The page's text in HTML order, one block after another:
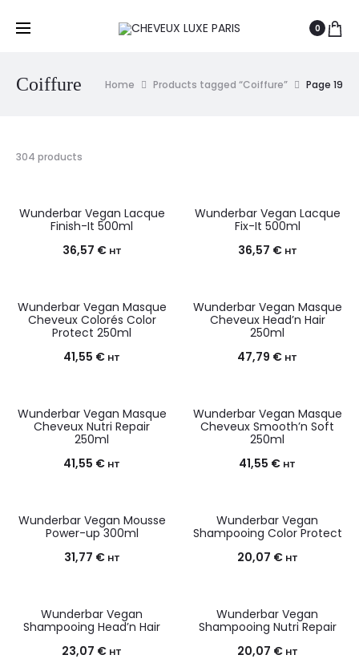
0
Coiffure Home Products tagged “Coiffure” Page 19
304 products
Wunderbar Vegan Lacque
Finish-It 500ml
36,57 € HT
Wunderbar Vegan Lacque
Fix-It 500ml
36,57 € HT
Wunderbar Vegan Masque
Cheveux Colorés Color
Protect 250ml
41,55 € HT
Wunderbar Vegan Masque
Cheveux Head’n Hair
250ml
47,79 € HT
Wunderbar Vegan Masque
Cheveux Nutri Repair
250ml
41,55 € HT
Wunderbar Vegan Masque
Cheveux Smooth’n Soft
250ml
41,55 € HT
Wunderbar Vegan Mousse
Power-up 300ml
31,77 € HT
Wunderbar Vegan
Shampooing Color Protect
20,07 € HT
Wunderbar Vegan
Shampooing Head’n Hair
23,07 € HT
Wunderbar Vegan
Shampooing Nutri Repair
20,07 € HT